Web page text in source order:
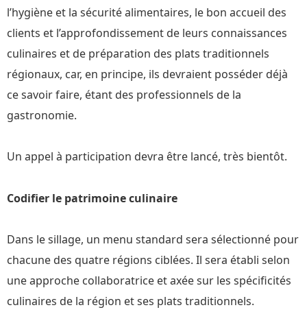
l’hygiène et la sécurité alimentaires, le bon accueil des
clients et l’approfondissement de leurs connaissances
culinaires et de préparation des plats traditionnels
régionaux, car, en principe, ils devraient posséder déjà
ce savoir faire, étant des professionnels de la
gastronomie.
Un appel à participation devra être lancé, très bientôt.
Codifier le patrimoine culinaire
Dans le sillage, un menu standard sera sélectionné pour
chacune des quatre régions ciblées. Il sera établi selon
une approche collaboratrice et axée sur les spécificités
culinaires de la région et ses plats traditionnels.